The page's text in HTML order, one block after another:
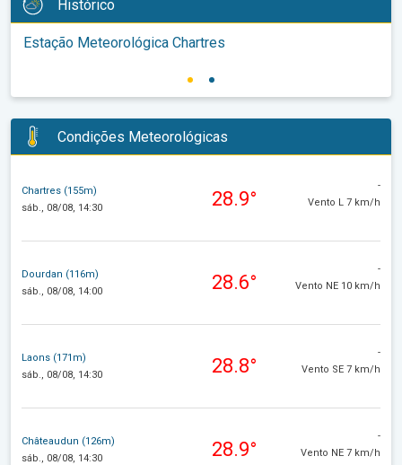
Histórico
Estação Meteorológica Chartres
Condições Meteorológicas
Chartres (155m)
sáb., 08/08, 14:30
28.9°
-
Vento L 7 km/h
Dourdan (116m)
sáb., 08/08, 14:00
28.6°
-
Vento NE 10 km/h
Laons (171m)
sáb., 08/08, 14:30
28.8°
-
Vento SE 7 km/h
Châteaudun (126m)
sáb., 08/08, 14:30
28.9°
-
Vento NE 7 km/h